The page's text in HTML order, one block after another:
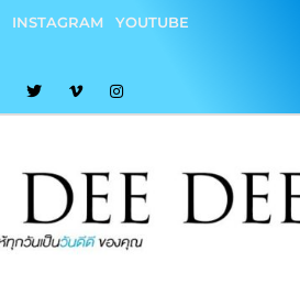
INSTAGRAM
YOUTUBE